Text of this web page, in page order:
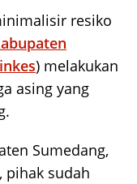
resiko
) melakukan
asing yang
Sumedang,
pihak sudah